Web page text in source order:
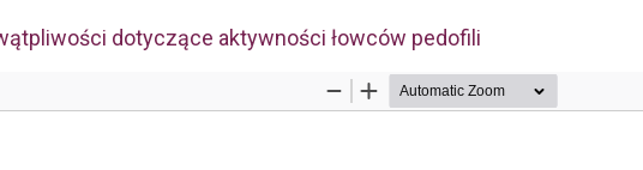
artykułudotyczące aktywności łowców pedofili